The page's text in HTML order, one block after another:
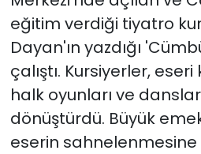
eğitim verdiği tiyatro
Dayan'ın yazdığı
çalıştı. Kursiyerler,
halk oyunları ve
dönüştürdü. Büyük
eserin